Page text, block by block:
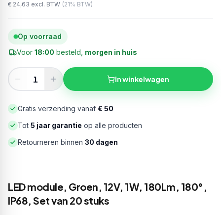
€ 24,63 excl. BTW (21% BTW)
Op voorraad
Voor 18:00 besteld, morgen in huis
In winkelwagen
Gratis verzending vanaf € 50
Tot 5 jaar garantie op alle producten
Retourneren binnen 30 dagen
LED module, Groen, 12V, 1W, 180Lm, 180°,
IP68, Set van 20 stuks